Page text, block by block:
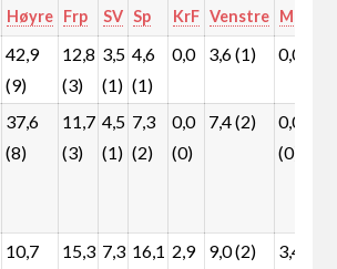
Høyre Frp SV Sp KrF Venstre MDG
42,9
(9)
12,8
(3)
3,5
(1)
4,6
(1)
0,0 3,6 (1) 0,0
37,6
(8)
11,7
(3)
4,5
(1)
7,3
(2)
0,0
(0)
7,4 (2)
0,0
(0)
10,7
15,3 7,3 16,1 2,9
9,0 (2)
3,4